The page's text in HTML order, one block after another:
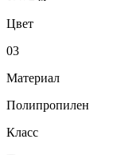
Цвет
03
Материал
Полипропилен
Класс